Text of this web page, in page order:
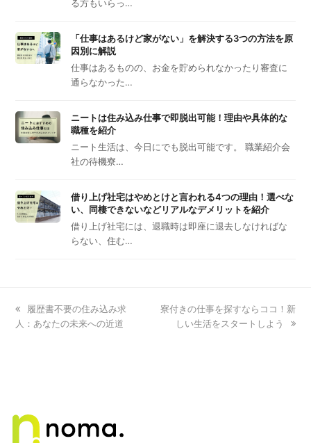
る方もいらっ…
「仕事はあるけど家がない」を解決する3つの方法を原
因別に解説
仕事はあるものの、お金を貯められなかったり審査に
通らなかった…
ニートは住み込み仕事で即脱出可能！理由や具体的な
職種を紹介
ニート生活は、今日にでも脱出可能です。 職業紹介会
社の待機寮…
借り上げ社宅はやめとけと言われる4つの理由！選べな
い、同棲できないなどリアルなデメリットを紹介
借り上げ社宅には、退職時は即座に退去しなければな
らない、住む…
previous
post:
履歴書不要の住み込み求
人：あなたの未来への近道
next
post:
寮付きの仕事を探すならココ！新
しい生活をスタートしよう